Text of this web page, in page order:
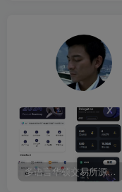
多语言华硕交易所源码/手机端uniapp电脑端vue.支持秒合约/币币/国际黄金/U本位合约/DeFi挖矿